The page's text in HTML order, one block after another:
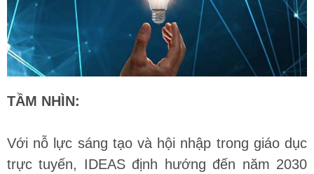
TẦM NHÌN:
Với nỗ lực sáng tạo và hội nhập trong giáo dục
trực tuyến, IDEAS định hướng đến năm 2030